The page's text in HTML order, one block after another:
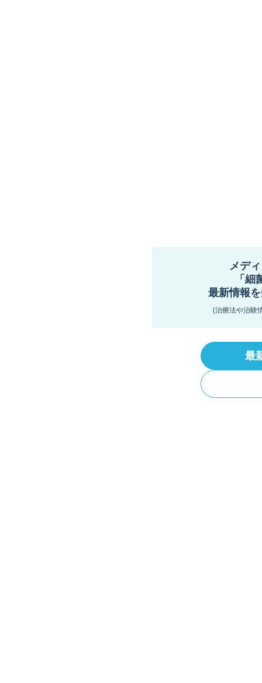
メデ
「
最新情報
(治療法や治験
最